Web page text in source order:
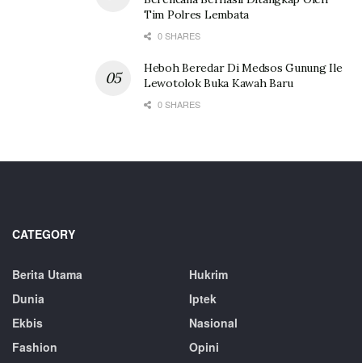
Tim Polres Lembata
0 SHARES
Heboh Beredar Di Medsos Gunung Ile
Lewotolok Buka Kawah Baru
0 SHARES
CATEGORY
Berita Utama
Dunia
Ekbis
Fashion
Hukrim
Iptek
Nasional
Opini